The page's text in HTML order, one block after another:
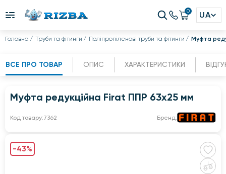
0 UA
Головна Труби та фітинги Поліпропіленові труби та фітинги Муфта
ВСЕ ПРО ТОВАР ОПИС ХАРАКТЕРИСТИКИ
Муфта редукційна Firat ППР 63х25 мм
Код товару:7362 Бренд:
-43%